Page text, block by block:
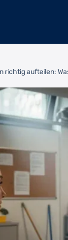
richtig aufteilen: